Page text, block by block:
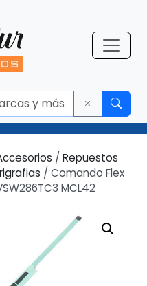
/ Repuestos
/ Comando Flex
MCL42